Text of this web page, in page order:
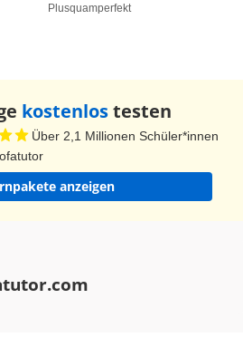
Plusquamperfekt
kostenlostesten
Über 2,1 Millionen Schüler*innen
anzeigen